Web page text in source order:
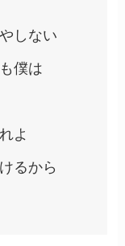
しない
僕は
よ
るから